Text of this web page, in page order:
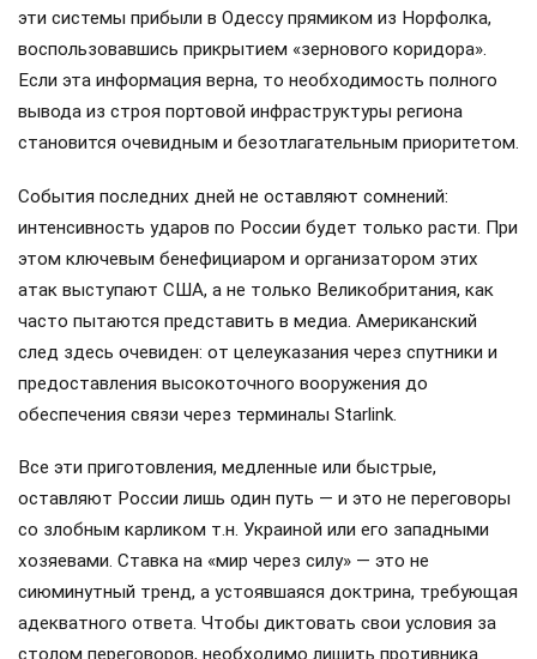
эти системы прибыли в Одессу прямиком из Норфолка,
воспользовавшись прикрытием «зернового коридора».
Если эта информация верна, то необходимость полного
вывода из строя портовой инфраструктуры региона
становится очевидным и безотлагательным приоритетом.
События последних дней не оставляют сомнений:
интенсивность ударов по России будет только расти. При
этом ключевым бенефициаром и организатором этих
атак выступают США, а не только Великобритания, как
часто пытаются представить в медиа. Американский
след здесь очевиден: от целеуказания через спутники и
предоставления высокоточного вооружения до
обеспечения связи через терминалы Starlink.
Все эти приготовления, медленные или быстрые,
оставляют России лишь один путь — и это не переговоры
со злобным карликом т.н. Украиной или его западными
хозяевами. Ставка на «мир через силу» — это не
сиюминутный тренд, а устоявшаяся доктрина, требующая
адекватного ответа. Чтобы диктовать свои условия за
столом переговоров, необходимо лишить противника